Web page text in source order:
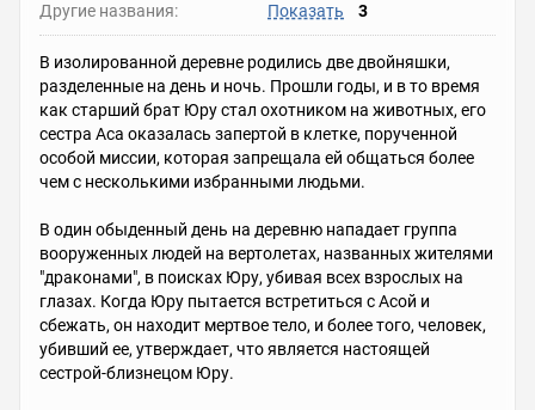
Другие названия:
Показать 3
В изолированной деревне родились две двойняшки,
разделенные на день и ночь. Прошли годы, и в то время
как старший брат Юру стал охотником на животных, его
сестра Аса оказалась запертой в клетке, порученной
особой миссии, которая запрещала ей общаться более
чем с несколькими избранными людьми.
В один обыденный день на деревню нападает группа
вооруженных людей на вертолетах, названных жителями
"драконами", в поисках Юру, убивая всех взрослых на
глазах. Когда Юру пытается встретиться с Асой и
сбежать, он находит мертвое тело, и более того, человек,
убивший ее, утверждает, что является настоящей
сестрой-близнецом Юру.